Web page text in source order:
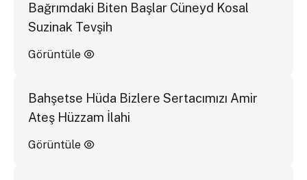
Bağrımdaki Biten Başlar Cüneyd Kosal
Suzinak Tevşih
Görüntüle
Bahşetse Hüda Bizlere Sertacımızı Amir
Ateş Hüzzam İlahi
Görüntüle